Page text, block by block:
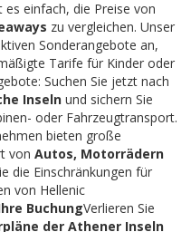
einfach, die Preise von
zu vergleichen. Unser
Sonderangebote an,
Tarife für Kinder oder
Suchen Sie jetzt nach
Inseln und sichern Sie
oder Fahrzeugtransport.
bieten große
von Autos, Motorrädern
die Einschränkungen für
von Hellenic
BuchungVerlieren Sie
der Athener Inseln